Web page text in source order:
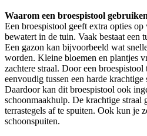
Waarom een broespistool
Een broespistool geeft extra opties
bewatert in de tuin. Vaak bestaat een
Een gazon kan bijvoorbeeld wat
worden. Kleine bloemen en plantjes
zachtere straal. Door een
eenvoudig tussen een harde
Daardoor kan dit broespistool ook
schoonmaakhulp. De krachtige
terrastegels af te spuiten. Ook kun je
schoonspuiten.